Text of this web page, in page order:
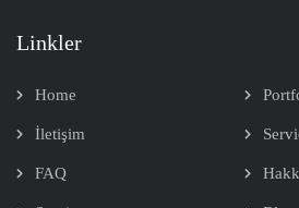
Linkler
Home
İletişim
FAQ